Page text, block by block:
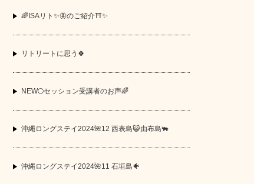
🌈ISAリト✨🦋のご紹介⛩️✨
リトリートに思う🍀
NEW🌕セッション受講者のお声🌈
沖縄ロングステイ2024🌺12 西表島😺由布島🐃
沖縄ロングステイ2024🌺11 石垣島🐠